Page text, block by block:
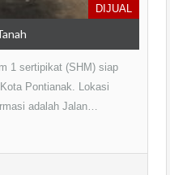
DIJUAL
1 sertipikat (SHM) siap
Pontianak. Lokasi
adalah Jalan…